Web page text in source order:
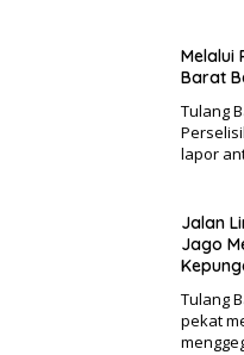
Melalui
Barat
Tulang
lapor
Jalan
Jago
Tulang
pekat